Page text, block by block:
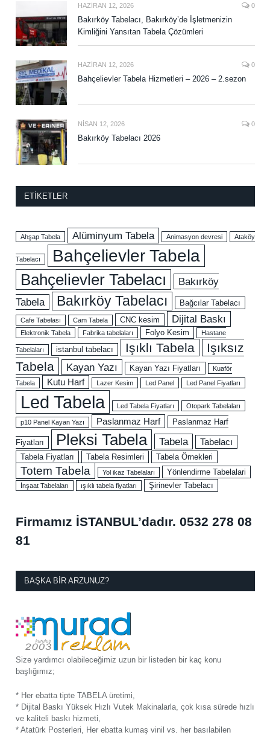
HAZIRAN 12, 2026 0
Bakırköy Tabelacı, Bakırköy’de İşletmenizin
Kimliğini Yansıtan Tabela Çözümleri
HAZIRAN 12, 2026 0
Bahçelievler Tabela Hizmetleri – 2026 – 2.sezon
NISAN 12, 2026 0
Bakırköy Tabelacı 2026
ETIKETLER
Ahşap Tabela Alüminyum Tabela Animasyon devresi Ataköy
Tabelacı Bahçelievler Tabela
Bahçelievler Tabelacı
Bakırköy
Tabela
Bakırköy Tabelacı Bağcılar Tabelacı
Cafe Tabelası Cam Tabela CNC kesim Dijital Baskı
Elektronik Tabela Fabrika tabelaları Folyo Kesim Hastane
Tabelaları istanbul tabelacı Işıklı Tabela
Işıksız
Tabela
Kayan Yazı Kayan Yazı Fiyatları
Kuaför
Tabela
Kutu Harf Lazer Kesim Led Panel Led Panel Fiyatları
Led Tabela Led Tabela Fiyatları Otopark Tabelaları
p10 Panel Kayan Yazı Paslanmaz Harf Paslanmaz Harf
Fiyatları Pleksi Tabela Tabela Tabelacı
Tabela Fiyatları Tabela Resimleri Tabela Örnekleri
Totem Tabela Yol ikaz Tabelaları Yönlendirme Tabelalari
İnşaat Tabelaları ışıklı tabela fiyatları Şirinevler Tabelacı
Firmamız İSTANBUL’dadır. 0532 278 08
81
BAŞKA BIR ARZUNUZ?
Size yardımcı olabileceğimiz uzun bir listeden bir kaç konu
başlığımız;
* Her ebatta tipte TABELA üretimi,
* Dijital Baskı Yüksek Hızlı Vutek Makinalarla, çok kısa sürede hızlı
ve kaliteli baskı hizmeti,
* Atatürk Posterleri, Her ebatta kumaş vinil vs. her basılabilen